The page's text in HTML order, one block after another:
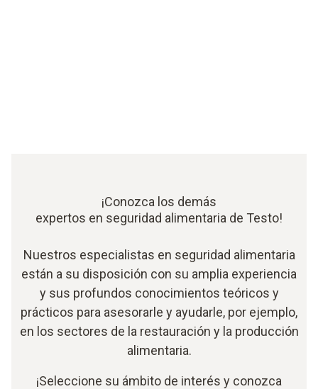
¡Conozca los demás
expertos en seguridad alimentaria de Testo!
Nuestros especialistas en seguridad alimentaria
están a su disposición con su amplia experiencia
y sus profundos conocimientos teóricos y
prácticos para asesorarle y ayudarle, por ejemplo,
en los sectores de la restauración y la producción
alimentaria.
¡Seleccione su ámbito de interés y conozca